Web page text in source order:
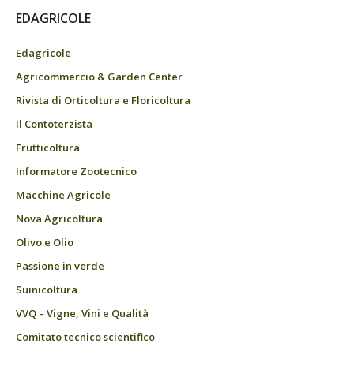
EDAGRICOLE
Edagricole
Agricommercio & Garden Center
Rivista di Orticoltura e Floricoltura
Il Contoterzista
Frutticoltura
Informatore Zootecnico
Macchine Agricole
Nova Agricoltura
Olivo e Olio
Passione in verde
Suinicoltura
VVQ – Vigne, Vini e Qualità
Comitato tecnico scientifico